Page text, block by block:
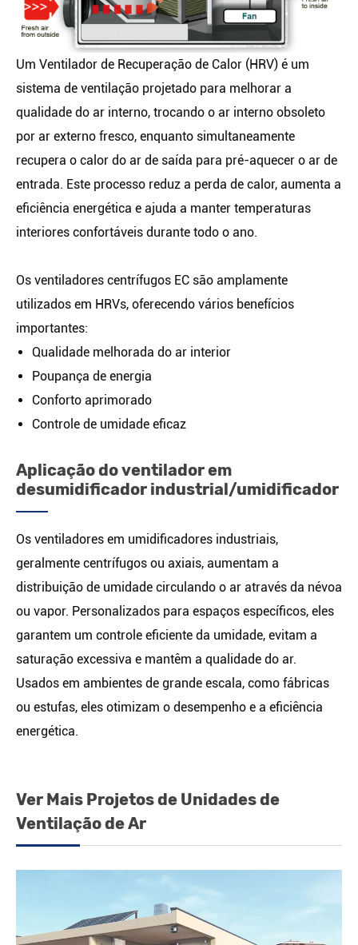
Um Ventilador de Recuperação de Calor (HRV) é um
sistema de ventilação projetado para melhorar a
qualidade do ar interno, trocando o ar interno obsoleto
por ar externo fresco, enquanto simultaneamente
recupera o calor do ar de saída para pré-aquecer o ar de
entrada. Este processo reduz a perda de calor, aumenta a
eficiência energética e ajuda a manter temperaturas
interiores confortáveis durante todo o ano.
Os ventiladores centrífugos EC são amplamente
utilizados em HRVs, oferecendo vários benefícios
importantes:
Qualidade melhorada do ar interior
Poupança de energia
Conforto aprimorado
Controle de umidade eficaz
Aplicação do ventilador em
desumidificador industrial/umidificador
Os ventiladores em umidificadores industriais,
geralmente centrífugos ou axiais, aumentam a
distribuição de umidade circulando o ar através da névoa
ou vapor. Personalizados para espaços específicos, eles
garantem um controle eficiente da umidade, evitam a
saturação excessiva e mantêm a qualidade do ar.
Usados em ambientes de grande escala, como fábricas
ou estufas, eles otimizam o desempenho e a eficiência
energética.
Ver Mais Projetos de Unidades de
Ventilação de Ar